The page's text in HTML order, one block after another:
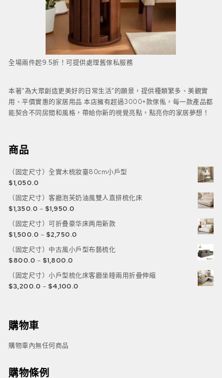
全場兩件起9.5折！可提供處理舊傢私服務
本著“為大眾創造更美好的日常生活”的願景，提供種類繁多、美觀實
用、平價實惠的家居用品 本店擁有超過3000+款傢俬，每一款產品都
能契合不同房間和風格，帶給你新的視覺亮點，點亮你的家居夢想！
商品
（固定尺寸）全實木梳妝臺80cm小戶型
$1,050.0
（固定尺寸）客廳泡芙奶油風雙人直排梳化床
$1,350.0 – $1,950.0
（固定尺寸）可折叠豪华床两用新款
$1,500.0 – $2,750.0
（固定尺寸）中古風小戶型布藝梳化
$800.0 – $1,800.0
（固定尺寸）小戶型梳化床客廳坐睡兩用折疊伸縮
$3,200.0 – $4,100.0
購物車
購物車內無任何商品
購物條例